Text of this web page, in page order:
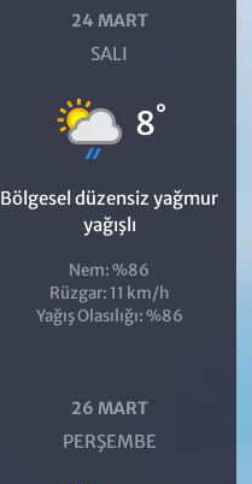
24 MART
SALI
8°
Bölgesel düzensiz yağmur
yağışlı
Nem: %86
Rüzgar: 11 km/h
Yağış Olasılığı: %86
26 MART
PERŞEMBE